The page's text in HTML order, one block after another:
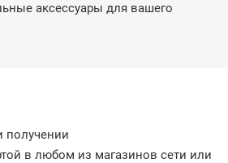
аксессуары для вашего
в любом из магазинов сети или